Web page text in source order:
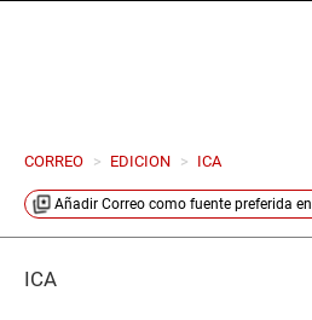
CORREO > EDICION > ICA
Añadir Correo como fuente preferida en
ICA